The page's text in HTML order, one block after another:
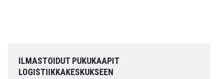
ILMASTOIDUT PUKUKAAPIT
LOGISTIIKKAKESKUKSEEN